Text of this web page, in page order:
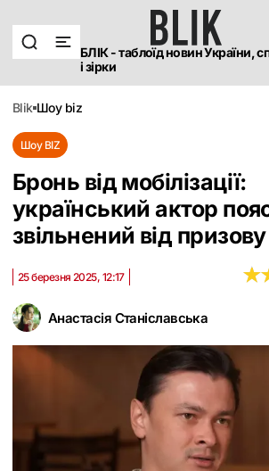
БЛІК - таблоїд новин України,
і зірки
blik шоу biz
Шоу BIZ
Бронь від мобілізації:
український актор
звільнений від призову
Анастасія Станіславська
25 березня 2025, 12:17 ★
★